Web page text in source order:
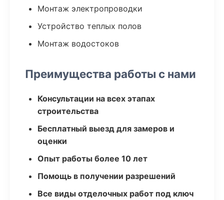
Монтаж электропроводки
Устройство теплых полов
Монтаж водостоков
Преимущества работы с нами
Консультации на всех этапах
строительства
Бесплатный выезд для замеров и
оценки
Опыт работы более 10 лет
Помощь в получении разрешений
Все виды отделочных работ под ключ